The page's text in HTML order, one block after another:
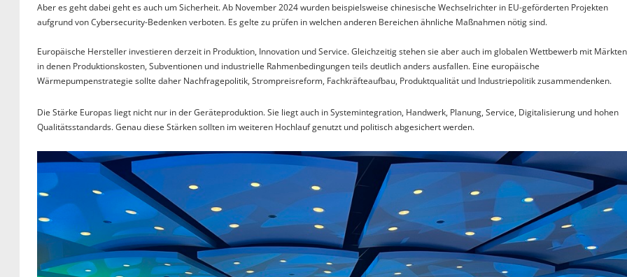
Aber es geht dabei geht es auch um Sicherheit. Ab November 2024 wurden beispielsweise chinesische Wechselrichter in EU-geförderten Projekten
aufgrund von Cybersecurity-Bedenken verboten. Es gelte zu prüfen in welchen anderen Bereichen ähnliche Maßnahmen nötig sind.
Europäische Hersteller investieren derzeit in Produktion, Innovation und Service. Gleichzeitig stehen sie aber auch im globalen Wettbewerb mit
in denen Produktionskosten, Subventionen und industrielle Rahmenbedingungen teils deutlich anders ausfallen. Eine europäische
Wärmepumpenstrategie sollte daher Nachfragepolitik, Strompreisreform, Fachkräfteaufbau, Produktqualität und Industriepolitik zusammendenken.
Die Stärke Europas liegt nicht nur in der Geräteproduktion. Sie liegt auch in Systemintegration, Handwerk, Planung, Service, Digitalisierung und hohen
Qualitätsstandards. Genau diese Stärken sollten im weiteren Hochlauf genutzt und politisch abgesichert werden.